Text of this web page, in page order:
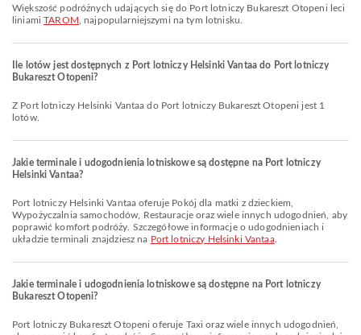
Większość podróżnych udających się do Port lotniczy Bukareszt Otopeni leci
liniamiTAROM , najpopularniejszymi na tym lotnisku.
Ile lotów jest dostępnych z Port lotniczy Helsinki Vantaa do Port lotniczy
Bukareszt Otopeni?
Z Port lotniczy Helsinki Vantaa do Port lotniczy Bukareszt Otopeni jest 1
lotów.
Jakie terminale i udogodnienia lotniskowe są dostępne na Port lotniczy
Helsinki Vantaa?
Port lotniczy Helsinki Vantaa oferuje Pokój dla matki z dzieckiem,
Wypożyczalnia samochodów, Restauracje oraz wiele innych udogodnień, aby
poprawić komfort podróży. Szczegółowe informacje o udogodnieniach i
układzie terminali znajdziesz na Port lotniczy Helsinki Vantaa.
Jakie terminale i udogodnienia lotniskowe są dostępne na Port lotniczy
Bukareszt Otopeni?
Port lotniczy Bukareszt Otopeni oferuje Taxi oraz wiele innych udogodnień,